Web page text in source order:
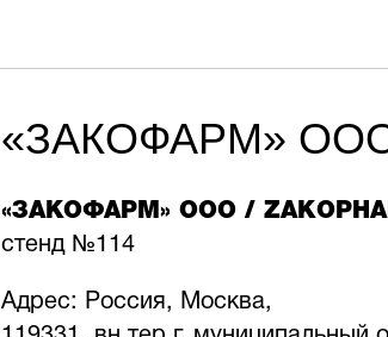
«ЗАКОФАРМ» ООО
«ЗАКОФАРМ» ООО /
стенд №114
Адрес: Россия, Москва,